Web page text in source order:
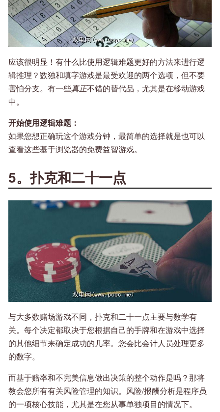
应该很明显！有什么比使用逻辑难题更好的方法来进行逻
辑推理？数独和填字游戏是最受欢迎的两个选项，但不要
害怕分支。有一些真正不错的替代品，尤其是在移动游戏
中。
开始使用逻辑难题：
如果您想正确玩这个游戏分钟，最简单的选择就是也可以
查看这些基于浏览器的免费益智游戏。
5。扑克和二十一点
与大多数赌场游戏不同，扑克和二十一点主要与数学有
关。每个决定都取决于您根据自己的手牌和在游戏中选择
的其他细节来确定成功的几率。您会比会计人员处理更多
的数字。
而基于赔率和不完美信息做出决策的整个动作是吗？那将
教会您所有有关风险管理的知识。风险/报酬分析是程序员
的一项核心技能，尤其是在您从事单独项目的情况下。